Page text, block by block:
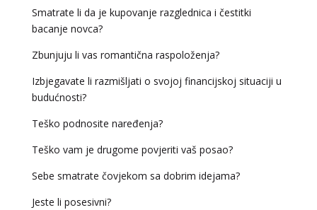
Smatrate li da je kupovanje razglednica i čestitki
bacanje novca?
Zbunjuju li vas romantična raspoloženja?
Izbjegavate li razmišljati o svojoj financijskoj situaciji u
budućnosti?
Teško podnosite naređenja?
Teško vam je drugome povjeriti vaš posao?
Sebe smatrate čovjekom sa dobrim idejama?
Jeste li posesivni?